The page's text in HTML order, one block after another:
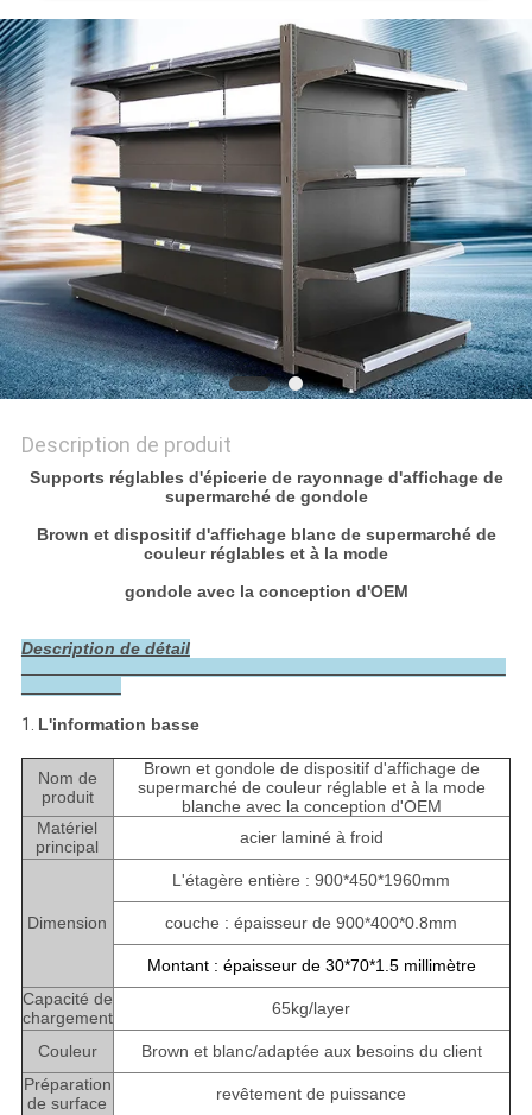
UNE
CITATION
PLAN
DU
SITE
PRIVACY
POLICY
Description de produit
Supports réglables d'épicerie de rayonnage d'affichage de
supermarché de gondole
Brown et dispositif d'affichage blanc de supermarché de
couleur réglables et à la mode
gondole avec la conception d'OEM
Description de détail
1. L'information basse
Nom de
produit
Brown et gondole de dispositif d'affichage de
supermarché de couleur réglable et à la mode
blanche avec la conception d'OEM
Matériel
principal
acier laminé à froid
Dimension
L'étagère entière : 900*450*1960mm
couche : épaisseur de 900*400*0.8mm
Montant : épaisseur de 30*70*1.5 millimètre
Capacité de
chargement
65kg/layer
Couleur
Brown et blanc/adaptée aux besoins du client
Préparation
de surface
revêtement de puissance